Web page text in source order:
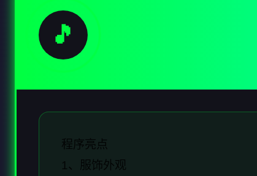
🎵
程序亮点
1、服饰外观